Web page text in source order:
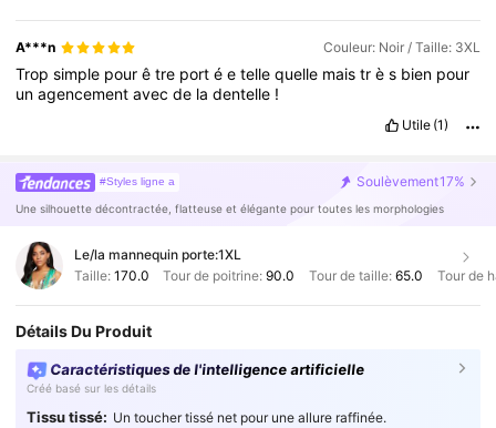
A***n Couleur: Noir / Taille: 3XL
Tropsimple pourêtre portéetellequelle maistrès bien pour
unagencementavecde ladentelle !
Utile (1)
#Styles ligne a Soulèvement17%
Une silhouette décontractée, flatteuse et élégante pour toutes les morphologies
Le/la mannequin porte:1XL
Taille: 170.0 Tour de poitrine:90.0 Tour de taille: 65.0 Tour de
Détails Du Produit
Caractéristiques de l'intelligence artificielle
Créé basé sur les détails
Tissu tissé: Un toucher tissé net pour une allure raffinée.